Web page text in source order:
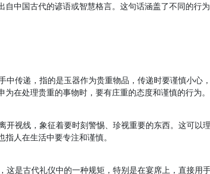
自中国古代的谚语或智慧格言。这句话涵盖了不同的行
中传递，指的是玉器作为贵重物品，传递时要谨慎小心
在处理贵重的事物时，要有庄重的态度和谨慎的行为。
开视线，象征着要时刻警惕、珍视重要的东西。这可以
人在生活中要专注和谨慎。
这是古代礼仪中的一种规矩，特别是在宴席上，直接用